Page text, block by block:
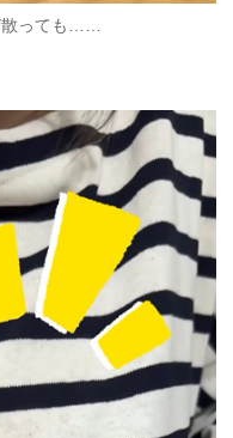
散っても……